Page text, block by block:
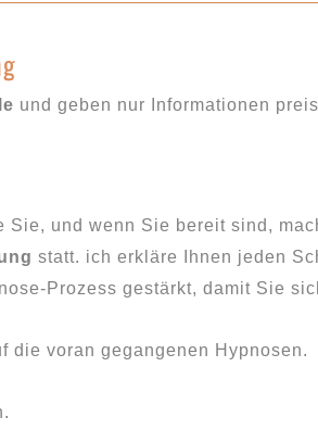
und geben nur Informationen
Sie, und wenn Sie bereit sind,
statt. ich erkläre Ihnen jeden
Prozess gestärkt, damit Sie
die voran gegangenen Hypnosen.